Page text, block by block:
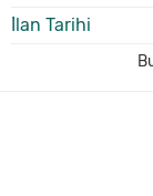
İlan Tarihi